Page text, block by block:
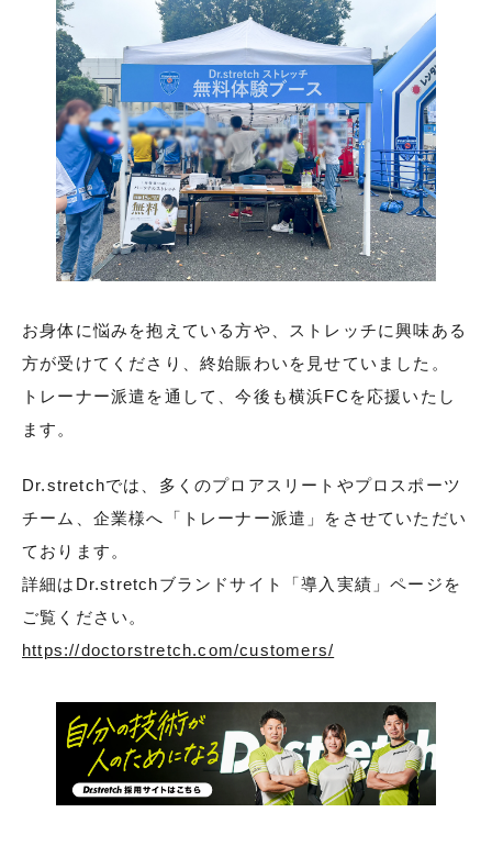
お身体に悩みを抱えている方や、ストレッチに興味ある
方が受けてくださり、終始賑わいを見せていました。
トレーナー派遣を通して、今後も横浜FCを応援いたし
ます。
Dr.stretchでは、多くのプロアスリートやプロスポーツ
チーム、企業様へ「トレーナー派遣」をさせていただい
ております。
詳細はDr.stretchブランドサイト「導入実績」ページを
ご覧ください。
https://doctorstretch.com/customers/